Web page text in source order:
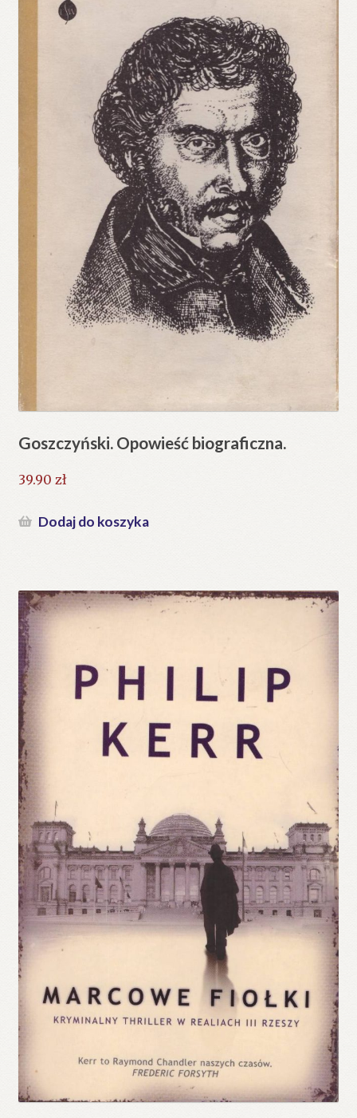
Goszczyński. Opowieść biograficzna.
39.90 zł
Dodaj do koszyka